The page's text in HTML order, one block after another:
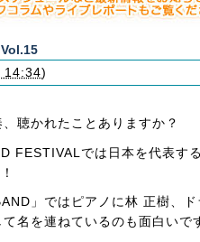
14:34)
聴かれたことありますか？
FESTIVALでは日本を代表す
」ではピアノに林 正樹、
名を連ねているのも面白いで